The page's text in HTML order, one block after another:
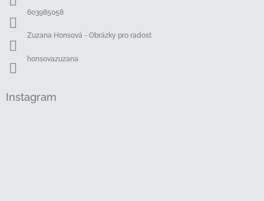
603985058
Zuzana Honsová - Obrázky pro radost
honsovazuzana
Instagram